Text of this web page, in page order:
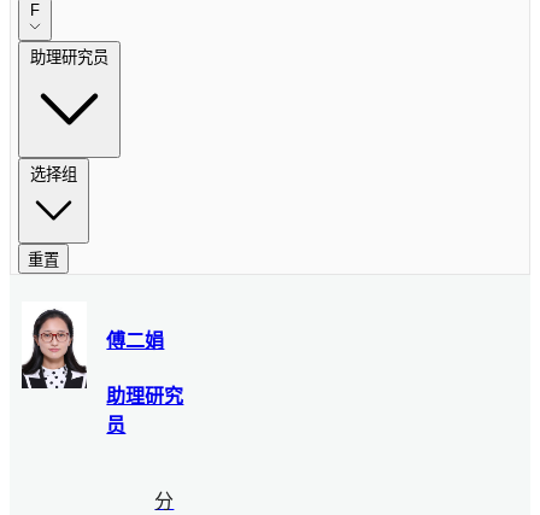
F
助理研究员
选择组
重置
傅二娟
助理研究
员
分